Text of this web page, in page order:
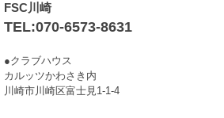
FSC川崎
TEL:070-6573-8631
●クラブハウス
カルッツかわさき内
川崎市川崎区富士見1-1-4